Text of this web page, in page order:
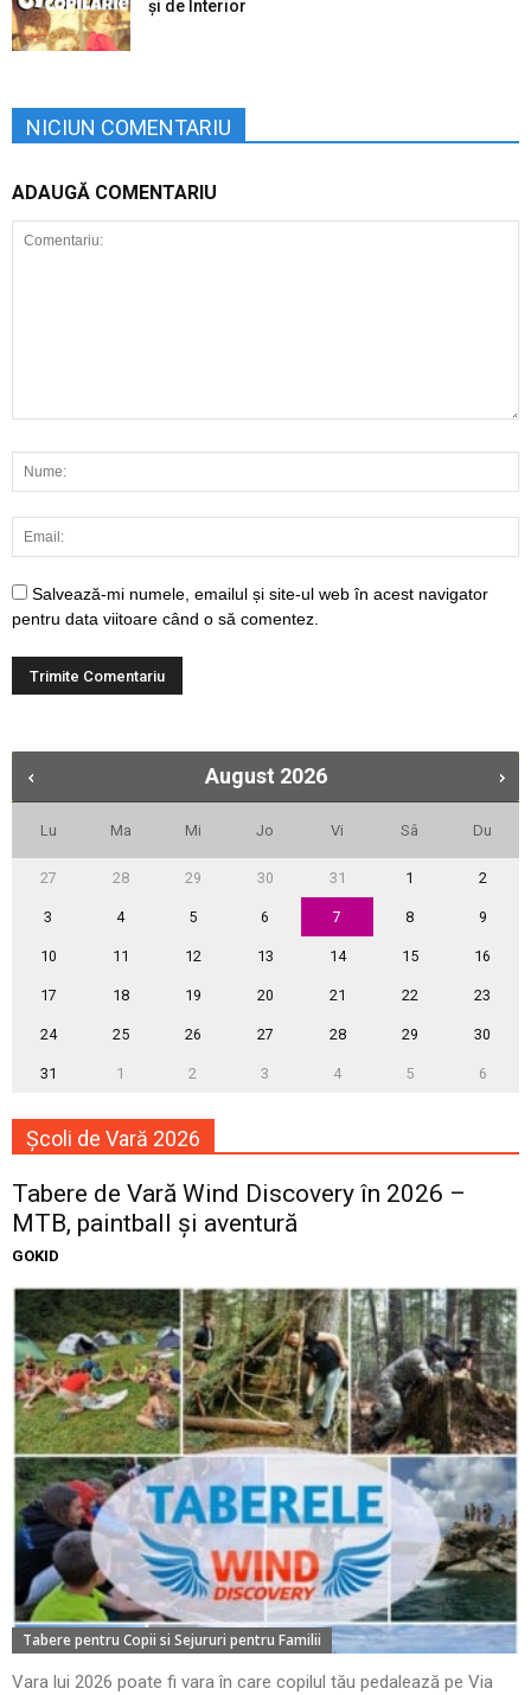
şi de Interior
NICIUN COMENTARIU
ADAUGĂ COMENTARIU
Salvează-mi numele, emailul și site-ul web în acest navigator
pentru data viitoare când o să comentez.
August 2026
Lu Ma Mi Jo Vi Sâ Du
27 28 29 30 31 1 2
3 4 5 6 7 8 9
10 11 12 13 14 15 16
17 18 19 20 21 22 23
24 25 26 27 28 29 30
31 1 2 3 4 5 6
Școli de Vară 2026
Tabere de Vară Wind Discovery în 2026 –
MTB, paintball și aventură
GOKID
Tabere pentru Copii si Sejururi pentru Familii
Vara lui 2026 poate fi vara în care copilul tău pedalează pe Via